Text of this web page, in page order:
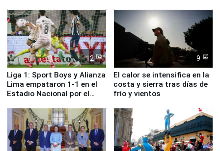
12
Liga 1: Sport Boys y Alianza
Lima empataron 1-1 en el
Estadio Nacional por el
9
El calor se intensifica en la
costa y sierra tras días de
frío y vientos